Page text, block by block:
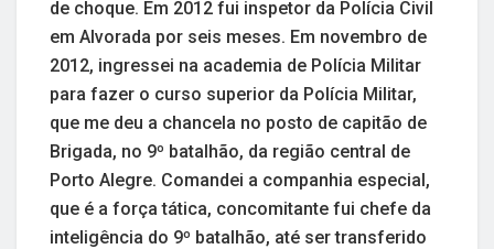
de choque. Em 2012 fui inspetor da Polícia Civil
em Alvorada por seis meses. Em novembro de
2012, ingressei na academia de Polícia Militar
para fazer o curso superior da Polícia Militar,
que me deu a chancela no posto de capitão de
Brigada, no 9º batalhão, da região central de
Porto Alegre. Comandei a companhia especial,
que é a força tática, concomitante fui chefe da
inteligência do 9º batalhão, até ser transferido